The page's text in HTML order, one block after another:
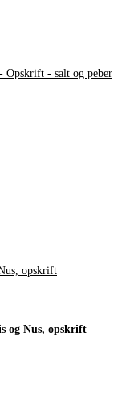
og Nus, opskrift